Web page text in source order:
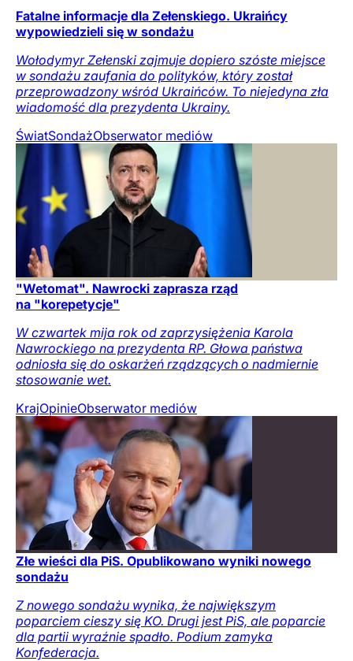
Fatalne informacje dla Zełenskiego. Ukraińcy
wypowiedzieli się w sondażu
Wołodymyr Zełenski zajmuje dopiero szóste miejsce
w sondażu zaufania do polityków, który został
przeprowadzony wśród Ukraińców. To niejedyna zła
wiadomość dla prezydenta Ukrainy.
ŚwiatSondażObserwator mediów
"Wetomat". Nawrocki zaprasza rząd
na "korepetycje"
W czwartek mija rok od zaprzysiężenia Karola
Nawrockiego na prezydenta RP. Głowa państwa
odniosła się do oskarżeń rządzących o nadmiernie
stosowanie wet.
KrajOpinieObserwator mediów
Złe wieści dla PiS. Opublikowano wyniki nowego
sondażu
Z nowego sondażu wynika, że największym
poparciem cieszy się KO. Drugi jest PiS, ale poparcie
dla partii wyraźnie spadło. Podium zamyka
Konfederacja.